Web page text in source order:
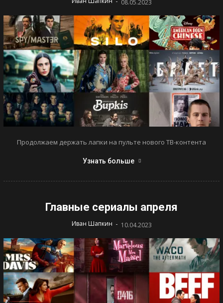
08.05.2023
Продолжаем держать лапки на пульте нового ТВ-контента
Узнать больше
Главные сериалы апреля
Иван Шапкин - 10.04.2023